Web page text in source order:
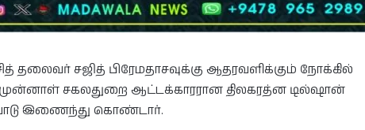
தலைவர் சஜித் பிரேமதாசவுக்கு ஆதரவளிக்கும் நோக்கில்
சகலதுறை ஆட்டக்காரரான திலகரத்ன டில்ஷான்
இணைந்து கொண்டார்.